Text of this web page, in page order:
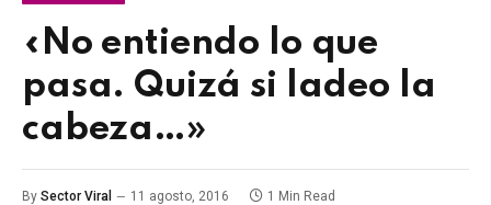
«No entiendo lo que
pasa. Quizá si ladeo la
cabeza…»
By Sector Viral 11 agosto, 2016 1 Min Read